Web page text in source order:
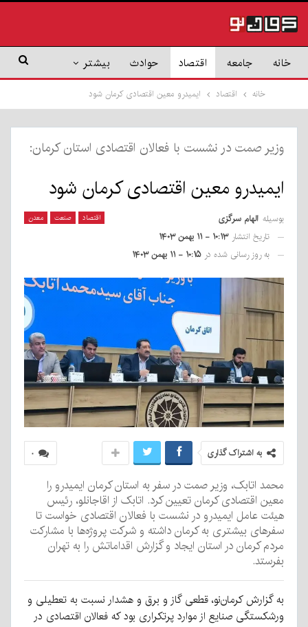
خانه جامعه اقتصاد حوادث بیشتر
خانه اقتصاد ایمیدرو معین اقتصادی کرمان شود
وزیر صمت در نشست با فعالان اقتصادی استان کرمان:
ایمیدرو معین اقتصادی کرمان شود
اقتصاد صنعت معدن بوسیله الهام سرگزی
تاریخ انتشار ۱۰:۱۳ - ۱۱ بهمن ۱۴۰۳
به روز رسانی شده در ۱۰:۱۵ - ۱۱ بهمن ۱۴۰۳
۰ به اشتراک گذاری
محمد اتابک، وزیر صمت در سفر به استان کرمان ایمیدرو را
معین اقتصادی کرمان تعیین کرد. اتابک از اقاجانلو، رئیس
هیئت عامل ایمیدرو در نشست با فعالان اقتصادی خواست تا
سفرهای بیشتری به کرمان داشته و شرکت پروژه‌ها با مشارکت
مردم کرمان در استان ایجاد و گزارش اقداماتش را به تهران
بفرستد.
به گزارش کرمان‌نو، قطعی گاز و برق و هشدار نسبت به تعطیلی و
ورشکستگی صنایع از موارد پرتکراری بود که فعالان اقتصادی در